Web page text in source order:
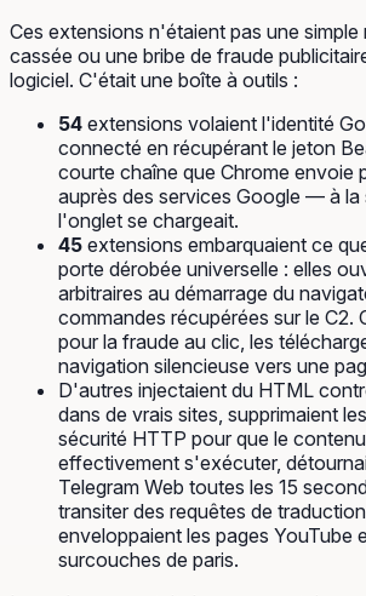
Ces extensions n'étaient pas une simple
cassée ou une bribe de fraude
logiciel. C'était une boîte à outils :
54 extensions volaient l'identité
connecté en récupérant le jeton
courte chaîne que Chrome envoie
auprès des services Google — à
l'onglet se chargeait.
45 extensions embarquaient ce
porte dérobée universelle : elles
arbitraires au démarrage du
commandes récupérées sur le C2.
pour la fraude au clic, les
navigation silencieuse vers une
D'autres injectaient du HTML
dans de vrais sites, supprimaient
sécurité HTTP pour que le
effectivement s'exécuter,
Telegram Web toutes les 15
transiter des requêtes de
enveloppaient les pages YouTube
surcouches de paris.